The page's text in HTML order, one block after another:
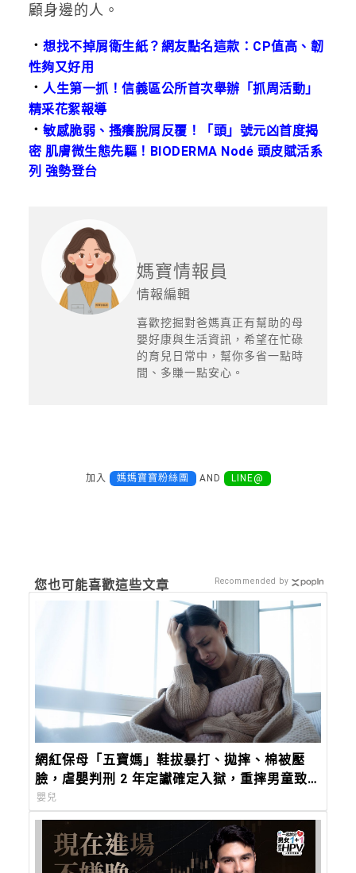
顧身邊的人。
．想找不掉屑衛生紙？網友點名這款：CP值高、韌
性夠又好用
． 人生第一抓！信義區公所首次舉辦「抓周活動」
精采花絮報導
．敏感脆弱、搔癢脫屑反覆！「頭」號元凶首度揭
密 肌膚微生態先驅！BIODERMA Nodé 頭皮賦活系
列 強勢登台
媽寶情報員
情報編輯
喜歡挖掘對爸媽真正有幫助的母
嬰好康與生活資訊，希望在忙碌
的育兒日常中，幫你多省一點時
間、多賺一點安心。
加入 媽媽寶寶粉絲團 AND LINE@
您也可能喜歡這些文章
網紅保母「五寶媽」鞋拔暴打、拋摔、棉被壓
臉，虐嬰判刑 2 年定讞確定入獄，重摔男童致
死案仍審理中
嬰兒
Recommended by